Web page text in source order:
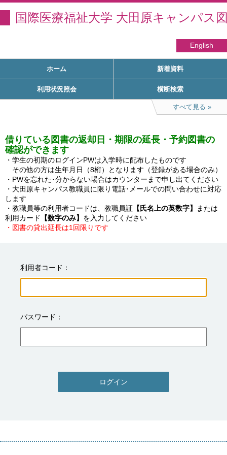
国際医療福祉大学 大田原キャンパス
English
ホーム 新着資料
利用状況照会 横断検索
すべて見る
借りている図書の返却日・期限の延長・予約図書の
確認ができます
・学生の初期のログインPWは入学時に配布したものです
その他の方は生年月日（8桁）となります（登録がある場合のみ）
・PWを忘れた･分からない場合はカウンターまで申し出てください
・大田原キャンパス教職員に限り電話･メールでの問い合わせに対応
します
・教職員等の利用者コードは、教職員証 【氏名上の英数字】
または
利用カード
【数字のみ】
・図書の貸出延長は1回限りです
利用者コード
パスワード
ログイン